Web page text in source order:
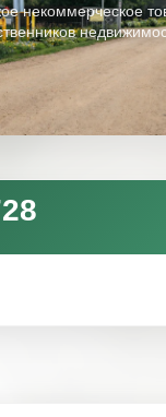
некоммерческое